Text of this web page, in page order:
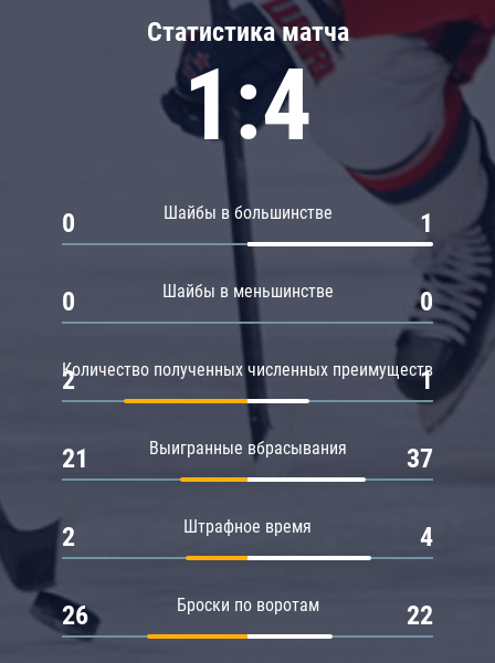
Статистика матча
1:4
Шайбы в большинстве
0 1
Шайбы в меньшинстве
0 0
Количество полученных численных преимуществ
2 1
Выигранные вбрасывания
21 37
Штрафное время
2 4
Броски по воротам
26 22